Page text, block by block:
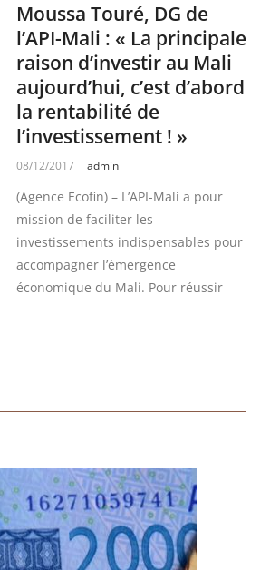
Moussa Touré, DG de
l’API-Mali : « La principale
raison d’investir au Mali
aujourd’hui, c’est d’abord
la rentabilité de
l’investissement ! »
08/12/2017 admin
(Agence Ecofin) – L’API-Mali a pour
mission de faciliter les
investissements indispensables pour
accompagner l’émergence
économique du Mali. Pour réussir